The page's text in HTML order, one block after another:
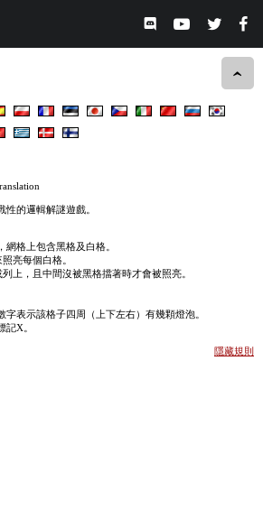
的邏輯解謎遊戲。
格上包含黑格及白格。
亮每個白格。
上，且中間沒被黑格擋著時才會被照亮。
表示該格子四周（上下左右）有幾顆燈泡。
記X。
隱藏規則